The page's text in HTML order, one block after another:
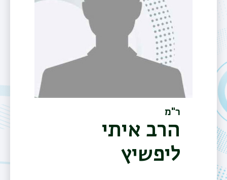
ר"מ
הרב איתי
ליפשיץ